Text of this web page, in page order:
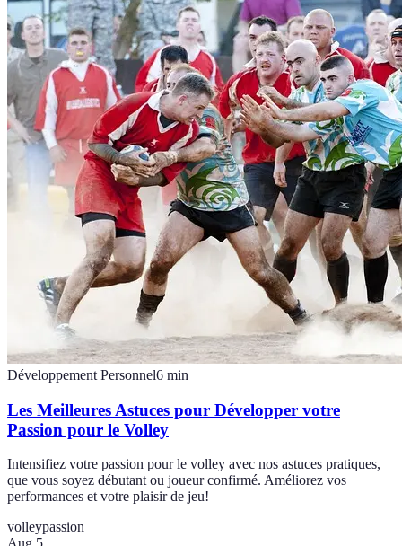
Développement Personnel6 min
Les Meilleures Astuces pour Développer votre
Passion pour le Volley
Intensifiez votre passion pour le volley avec nos astuces pratiques,
que vous soyez débutant ou joueur confirmé. Améliorez vos
performances et votre plaisir de jeu!
volleypassion